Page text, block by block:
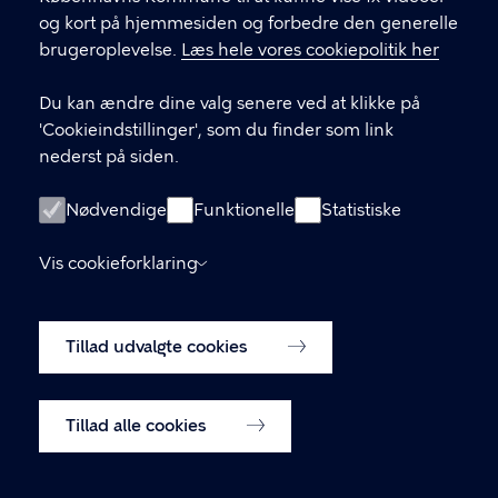
og kort på hjemmesiden og forbedre den generelle
brugeroplevelse. Læs hele vores cookiepolitik her
Du kan ændre dine valg senere ved at klikke på
'Cookieindstillinger', som du finder som link
nederst på siden.
Nødvendige Funktionelle Statistiske
Vis cookieforklaring
Tillad udvalgte cookies
Tillad alle cookies
Stormgade 18, 1555 København V
+45 21 76 43 66
CVR nr.: 64 94 22 12 - EAN: 5798009780324
LINKS
Cookiepolitik
Cookieindstillinger